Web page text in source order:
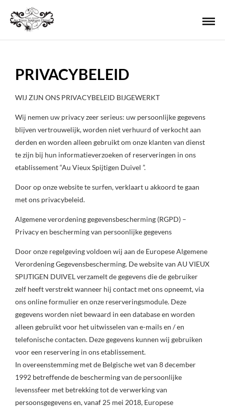
PRIVACYBELEID
WIJ ZIJN ONS PRIVACYBELEID BIJGEWERKT
Wij nemen uw privacy zeer serieus: uw persoonlijke gegevens
blijven vertrouwelijk, worden niet verhuurd of verkocht aan
derden en worden alleen gebruikt om onze klanten van dienst
te zijn bij hun informatieverzoeken of reserveringen in ons
etablissement “Au Vieux Spijtigen Duivel ”.
Door op onze website te surfen, verklaart u akkoord te gaan
met ons privacybeleid.
Algemene verordening gegevensbescherming (RGPD) –
Privacy en bescherming van persoonlijke gegevens
Door onze regelgeving voldoen wij aan de Europese Algemene
Verordening Gegevensbescherming. De website van AU VIEUX
SPIJTIGEN DUIVEL verzamelt de gegevens die de gebruiker
zelf heeft verstrekt wanneer hij contact met ons opneemt, via
ons online formulier en onze reserveringsmodule. Deze
gegevens worden niet bewaard in een database en worden
alleen gebruikt voor het uitwisselen van e-mails en / en
telefonische contacten. Deze gegevens kunnen wij gebruiken
voor een reservering in ons etablissement.
In overeenstemming met de Belgische wet van 8 december
1992 betreffende de bescherming van de persoonlijke
levenssfeer met betrekking tot de verwerking van
persoonsgegevens en, vanaf 25 mei 2018, Europese